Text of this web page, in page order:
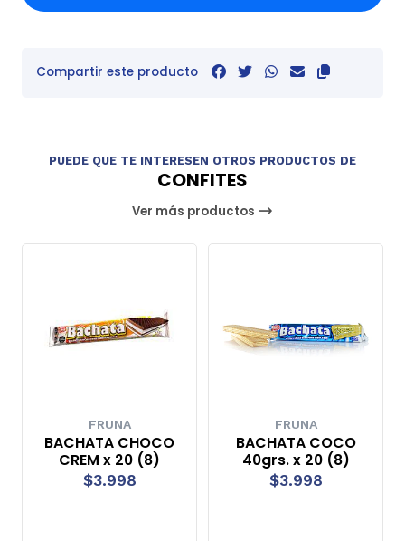
Compartir este producto
PUEDE QUE TE INTERESEN OTROS PRODUCTOS DE
CONFITES
Ver más productos
FRUNA
BACHATA CHOCO
CREM x 20 (8)
$3.998
FRUNA
BACHATA COCO
40grs. x 20 (8)
$3.998